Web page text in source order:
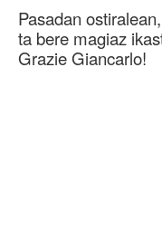
Pasadan
ta bere magiaz
Grazie Giancarlo!